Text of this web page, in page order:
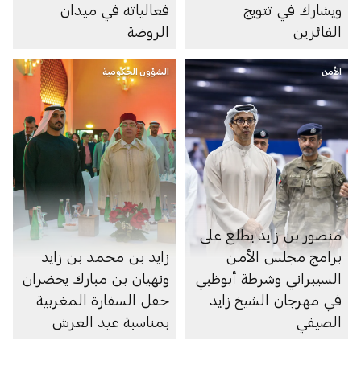
ويشارك في تتويج
الفائزين
فعالياته في ميدان
الروضة
الأمن
منصور بن زايد يطلع على
برامج مجلس الأمن
السيبراني وشرطة أبوظبي
في مهرجان الشيخ زايد
الصيفي
الشؤون الحكومية
زايد بن محمد بن زايد
ونهيان بن مبارك يحضران
حفل السفارة المغربية
بمناسبة عيد العرش